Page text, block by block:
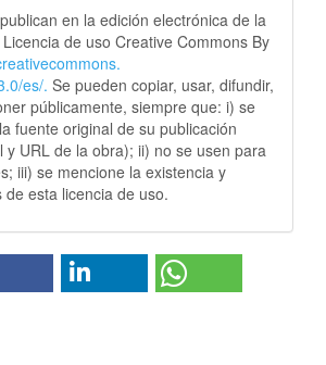
en la edición electrónica de la
de uso Creative Commons By
es/. Se pueden copiar, usar, difundir,
públicamente, siempre que: i) se
fuente original de su publicación
y URL de la obra); ii) no se usen para
iii) se mencione la existencia y
de esta licencia de uso.